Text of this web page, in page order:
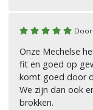
Onze Mechelse
fit en goed op
komt goed door
We zijn dan ook
brokken.